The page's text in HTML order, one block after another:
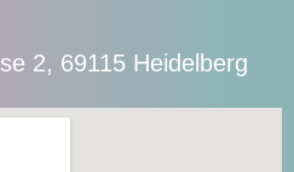
2, 69115 Heidelberg